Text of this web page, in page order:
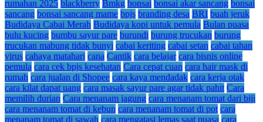
rumahan 2025 blackberry Bmkg bonsai bonsai akar sancang bonsai
sancang bonsai sancang mame bpjs branding desa BRI buah jeruk
Budidaya Cabai Merah Budidaya kopi untuk pemula Bulan puasa
bulu kucing bumbu sayur pare burundi burung trucukan burung
trucukan mabung tidak bunyi cabai keriting cabai setan cabai tahan
virus cahaya matahari cana Cantik cara belajar cara bisnis online
pemula cara cek bpjs kesehatan Cara cepat cuan cara hair mask di
rumah cara jualan di Shopee cara kaya mendadak cara kerja otak
cara kilat dapat uang cara masak sayur pare agar tidak pahit Cara
memilih durian Cara menanam jagung cara menanam tomat dari biji
cara menanam tomat di kebun cara menanam tomat di pot cara
menanam tomat di sawah cara mengatasi lemas saat puasa cara